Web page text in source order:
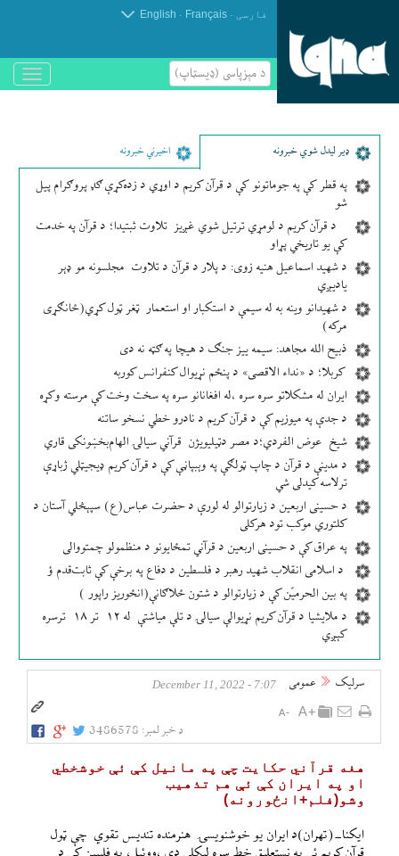
فارسی .
Français
.
English
د مېزپاسى (ډیسټاپ)
باز
و
ډير لیدل شوي خبرونه اخیرني خبرونه
په قطر کې په جوماتونو کې د قرآن کریم د اوړي د زده‌کړې ګډ پروګرام پیل
شو
د قرآن کریم د لومړي ترتیل شوي غږیز تلاوت ثبتیدا؛ د قرآن په خدمت
کې یو تاریخي پړاو
د شهید اسماعیل هنیه زوی: د پلار د قرآن د تلاوت مجلسونه مو ډېر
یادیږي
د شهیدانو وینه به له سیمې د استکبار او استعمار ټغر ټول کړي(ځانګړی
مرکه)
ذبیح الله مجاهد: سیمه ییز جنګ د هیچا په ګټه نه دی
کربلا؛ د «نداء الاقصی» د پنځم نړیوال کنفرانس کوربه
ایران له مشکلاتو سره سره ،له افغانانو سره په سخت وخت کې مرسته وکړه
د جدې په میوزیم کې د قرآن کریم د نادرو خطي نسخو ساتنه
شیخ عوض الفردي؛د مصر دټيلیویژن قرآني سیالۍ الهام‌بخښونکی قاري
د مدینې د قرآن د چاپ ټولګې په وېبپاڼې کې د قرآن کریم ډیجیټلي ژباړې
ترلاسه کیدلی شي
د حسینی اربعین د زیارتوالو له لورې د حضرت عباس(ع) سپېڅلي آستان د
کلتوري موکب تود هرکلی
په عراق کې د حسینی اربعین د قرآني تمځایونو د منظمولو چمتووالی
د اسلامی انقلاب شهید رهبر د فلسطین د دفاع په برخې کې ثابت‌قدم ؤ
په بین الحرمیّن کې د زیارتوالو د شتون ځلاګانې(انځوریز راپور )
د ملایشیا د قرآن کریم نړیوالې سیالۍ د تلې میاشتې له ۱۲ تر ۱۸ ترسره
کېږي
سرلیک عمومی 7:07 - December 11, 2022
د خبر لمبر: 3486578
هغه قرآني حکایت چې په مانیل کې ئې خوشخطي
او په ایران کې ئې هم تذهیب
وشو(فلم+انځورونه)
ایکنا-(تهران)د ایران یو خوشنویسۍ هنرمنده تندیس تقوي چې ټول